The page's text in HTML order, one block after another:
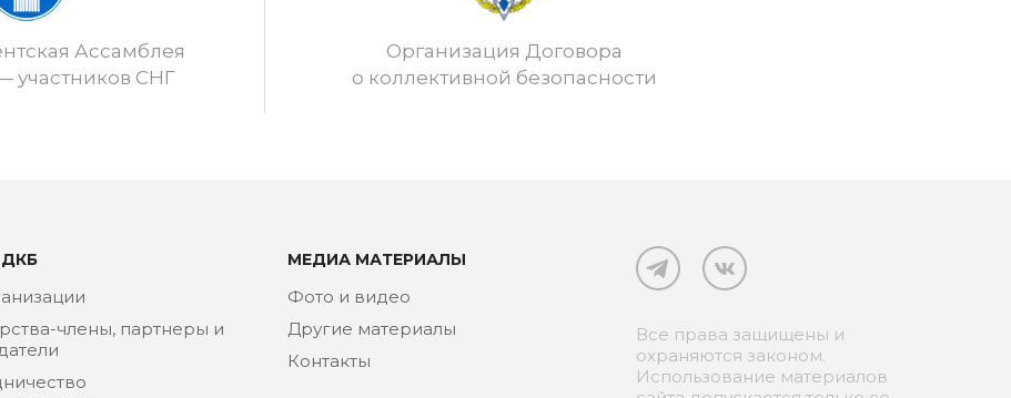
Ассамблея
участников СНГ
Организация Договора
о коллективной безопасности
члены, партнеры и
МЕДИА МАТЕРИАЛЫ
Фото и видео
Другие материалы
Контакты
Все права защищены и
охраняются законом.
Использование материалов